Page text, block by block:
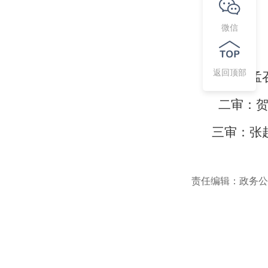
一审：孟
二审：贺
三审：张
责任编辑：政务
微信
返回顶部